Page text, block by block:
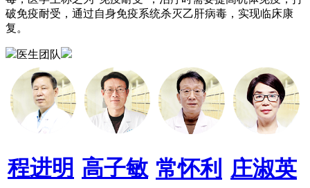
破免疫耐受，通过自身免疫系统杀灭乙肝病毒，实现临床康
复。
医生团队
程进明 高子敏 常怀利 庄淑英